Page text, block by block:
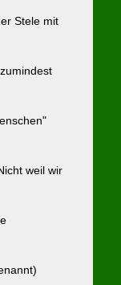
Stele mit
weil wir